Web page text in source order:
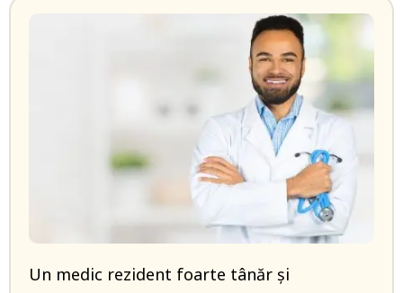
Un medic rezident foarte tânăr și